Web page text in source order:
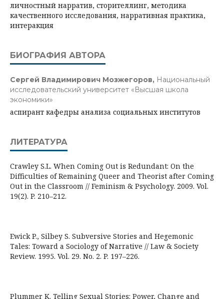
личностный нарратив, сторителлинг, методика
качественного исследования, нарративная практика,
интеракция
БИОГРАФИЯ АВТОРА
Сергей Владимирович Мозжегоров, Национальный
исследовательский университет «Высшая школа
экономики»
аспирант кафедры анализа социальных институтов
ЛИТЕРАТУРА
Crawley S.L. When Coming Out is Redundant: On the
Difficulties of Remaining Queer and Theorist after Coming
Out in the Classroom // Feminism & Psychology. 2009. Vol.
19(2). P. 210–212.
Ewick P., Silbey S. Subversive Stories and Hegemonic
Tales: Toward a Sociology of Narrative // Law & Society
Review. 1995. Vol. 29. No. 2. P. 197–226.
Plummer K. Telling Sexual Stories: Power, Change and